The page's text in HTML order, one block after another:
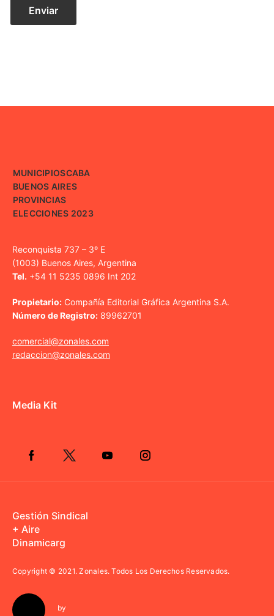
MUNICIPIOSCABA
BUENOS AIRES
PROVINCIAS
ELECCIONES 2023
Reconquista 737 – 3º E
(1003) Buenos Aires, Argentina
Tel. +54 11 5235 0896 Int 202
Propietario: Compañía Editorial Gráfica Argentina S.A.
Número de Registro: 89962701
comercial@zonales.com
redaccion@zonales.com
Media Kit
Gestión Sindical
+ Aire
Dinamicarg
Copyright © 2021.Zonales. Todos Los Derechos Reservados.
by